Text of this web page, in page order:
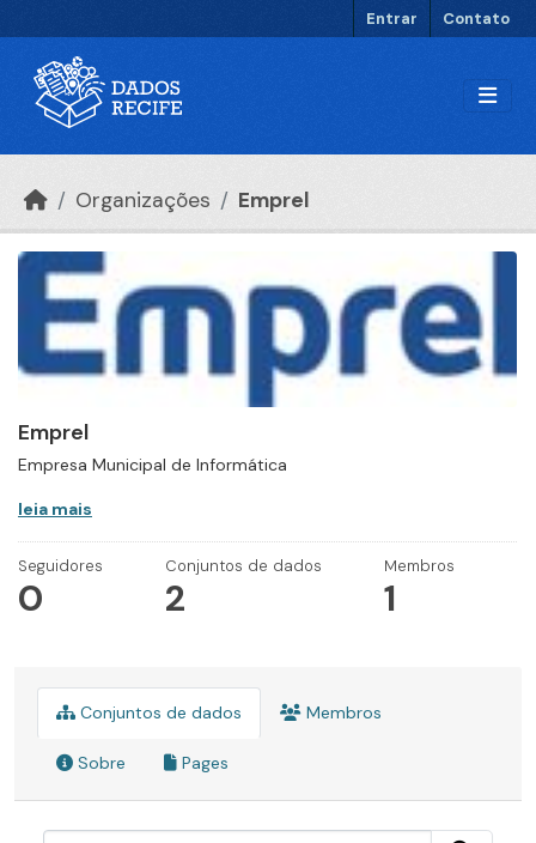
Entrar Contato
Organizações Emprel
Emprel
Empresa Municipal de Informática
leia mais
Seguidores
0
Conjuntos de dados
2
Membros
1
Conjuntos de dados Membros
Sobre Pages